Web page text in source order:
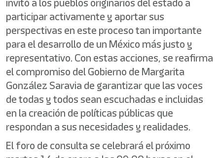
participar activamente y aportar sus
perspectivas en este proceso tan importante
para el desarrollo de un México más justo y
representativo. Con estas acciones, se reafirma
el compromiso del Gobierno de Margarita
González Saravia de garantizar que las voces
de todas y todos sean escuchadas e incluidas
en la creación de políticas públicas que
respondan a sus necesidades y realidades.
El foro de consulta se celebrará el próximo